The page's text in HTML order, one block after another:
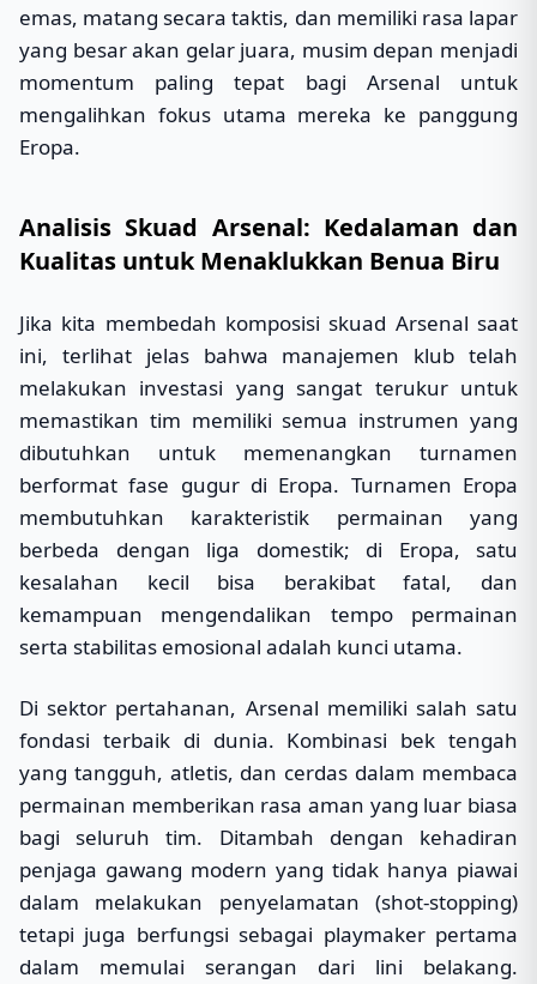
emas, matang secara taktis, dan memiliki rasa lapar
yang besar akan gelar juara, musim depan menjadi
momentum paling tepat bagi Arsenal untuk
mengalihkan fokus utama mereka ke panggung
Eropa.
Analisis Skuad Arsenal: Kedalaman dan
Kualitas untuk Menaklukkan Benua Biru
Jika kita membedah komposisi skuad Arsenal saat
ini, terlihat jelas bahwa manajemen klub telah
melakukan investasi yang sangat terukur untuk
memastikan tim memiliki semua instrumen yang
dibutuhkan untuk memenangkan turnamen
berformat fase gugur di Eropa. Turnamen Eropa
membutuhkan karakteristik permainan yang
berbeda dengan liga domestik; di Eropa, satu
kesalahan kecil bisa berakibat fatal, dan
kemampuan mengendalikan tempo permainan
serta stabilitas emosional adalah kunci utama.
Di sektor pertahanan, Arsenal memiliki salah satu
fondasi terbaik di dunia. Kombinasi bek tengah
yang tangguh, atletis, dan cerdas dalam membaca
permainan memberikan rasa aman yang luar biasa
bagi seluruh tim. Ditambah dengan kehadiran
penjaga gawang modern yang tidak hanya piawai
dalam melakukan penyelamatan (shot-stopping)
tetapi juga berfungsi sebagai playmaker pertama
dalam memulai serangan dari lini belakang.